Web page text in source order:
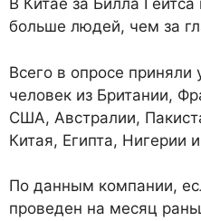
В Китае за Билла
больше людей, чем за
Всего в опросе приняли
человек из Британии,
США, Австралии,
Китая, Египта, Нигерии
По данным компании,
проведен на месяц